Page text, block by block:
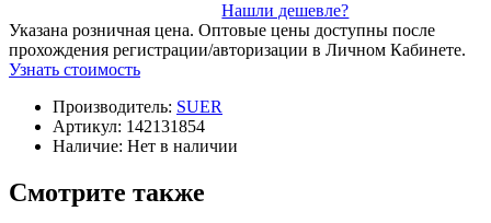
Нашли дешевле?
Указана розничная цена. Оптовые цены доступны после
прохождения регистрации/авторизации в Личном Кабинете.
Узнать стоимость
Производитель: SUER
Артикул: 142131854
Наличие: Нет в наличии
Смотрите также